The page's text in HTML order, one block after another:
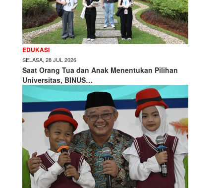
EDUKASI
SELASA, 28 JUL 2026
Saat Orang Tua dan Anak Menentukan Pilihan
Universitas, BINUS…